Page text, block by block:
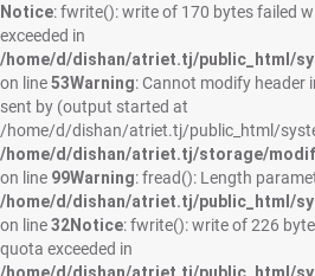
Notice: fwrite(): write of 170 bytes failed
exceeded in
/home/d/dishan/atriet.tj/public_html/
on line53Warning: Cannot modify header
sent by (output started at
/home/d/dishan/atriet.tj/public_html/
/home/d/dishan/atriet.tj/storage/
on line 99Warning: fread(): Length
/home/d/dishan/atriet.tj/public_html/
on line32Notice: fwrite(): write of 226
quota exceeded in